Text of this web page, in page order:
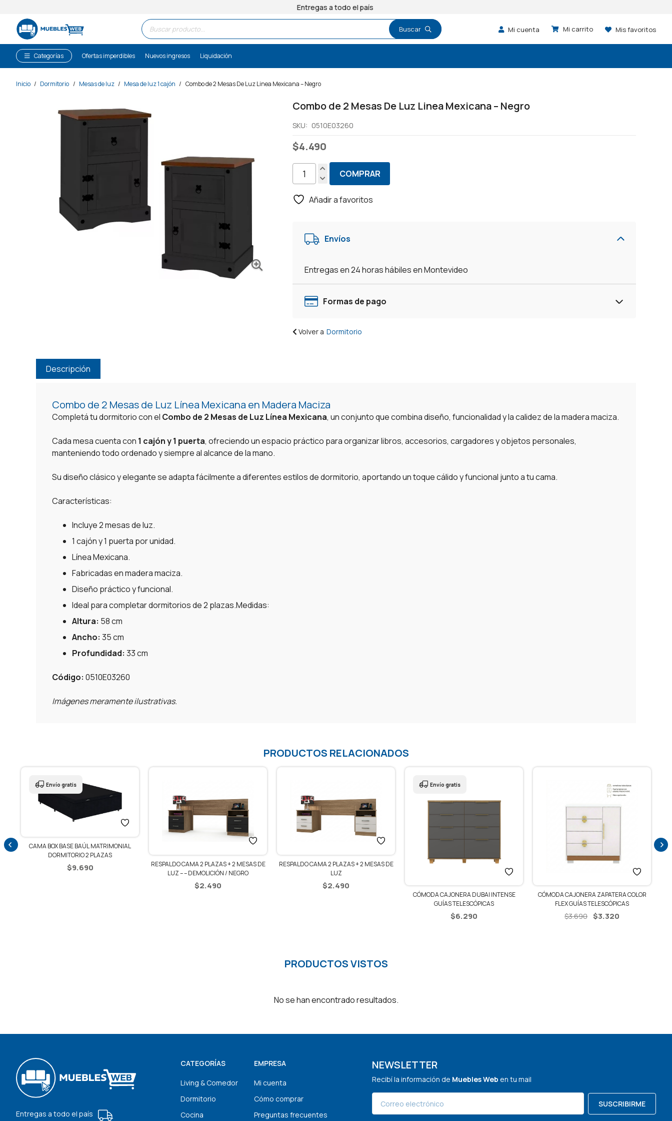
Entregas a todo el país
Búsqueda
de
productos
Mi cuenta Mis favoritos
Categorías Ofertas imperdibles Nuevos ingresos Liquidación
Inicio / Dormitorio / Mesas de luz / Mesa de luz 1 cajón / Combo de 2 Mesas De Luz Linea Mexicana – Negro
Combo de 2 Mesas De Luz Linea Mexicana – Negro
SKU: 0510E03260
$4.490
Combo
2
Luz
Negro
cantidad
COMPRAR
Añadir a favoritos
Envíos
Entregas en 24 horas hábiles en Montevideo
Formas de pago
Volver a Dormitorio
Descripción
Combo de 2 Mesas de Luz Línea Mexicana en Madera Maciza
Completá tu dormitorio con el Combo de 2 Mesas de Luz Línea Mexicana, un conjunto que combina diseño, funcionalidad y la calidez de la madera maciza.
Cada mesa cuenta con 1 cajón y 1 puerta, ofreciendo un espacio práctico para organizar libros, accesorios, cargadores y objetos personales,
manteniendo todo ordenado y siempre al alcance de la mano.
Su diseño clásico y elegante se adapta fácilmente a diferentes estilos de dormitorio, aportando un toque cálido y funcional junto a tu cama.
Características:
Incluye 2 mesas de luz.
1 cajón y 1 puerta por unidad.
Línea Mexicana.
Fabricadas en madera maciza.
Diseño práctico y funcional.
Ideal para completar dormitorios de 2 plazas.Medidas:
Altura: 58 cm
Ancho: 35 cm
Profundidad: 33 cm
Código: 0510E03260
Imágenes meramente ilustrativas.
PRODUCTOS RELACIONADOS
CAMA BOX BASE BAÚL MATRIMONIAL
DORMITORIO 2 PLAZAS
$9.690
Envío gratis
RESPALDO CAMA 2 PLAZAS + 2 MESAS DE
LUZ – – DEMOLICIÓN / NEGRO
$2.490
RESPALDO CAMA 2 PLAZAS + 2 MESAS DE
LUZ
$2.490
CÓMODA CAJONERA DUBAI INTENSE
GUÍAS TELESCÓPICAS
$6.290
Envío gratis
CÓMODA CAJONERA ZAPATERA COLOR
FLEX GUÍAS TELESCÓPICAS
$3.690 El
$3.320
PRODUCTOS VISTOS
No se han encontrado resultados.
Entregas a todo el país
CATEGORÍAS
Living & Comedor
Dormitorio
Cocina
EMPRESA
Mi cuenta
Cómo comprar
Preguntas frecuentes
NEWSLETTER
Recibí la información de Muebles Web en tu mail
SUSCRIBIRME